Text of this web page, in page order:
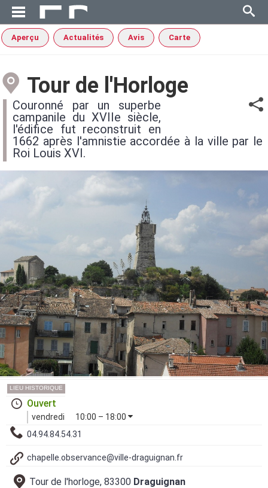
Aperçu Actualités Avis Carte
Tour de l'Horloge
Couronné par un superbe
campanile du XVIIe siècle,
l'édifice fut reconstruit en
1662 après l'amnistie accordée à la ville par le
Roi Louis XVI.
LIEU HISTORIQUE
Ouvert
vendredi
10:00 – 18:00
04.94.84.54.31
chapelle.observance@ville-draguignan.fr
Tour de l'horloge, 83300 Draguignan